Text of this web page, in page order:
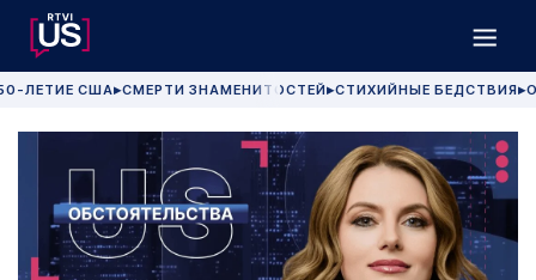
ЛЕТИЕ США▶СМЕРТИ ЗНАМЕНИТОСТЕЙ▶СТИХИЙНЫЕ БЕДСТВИЯ▶